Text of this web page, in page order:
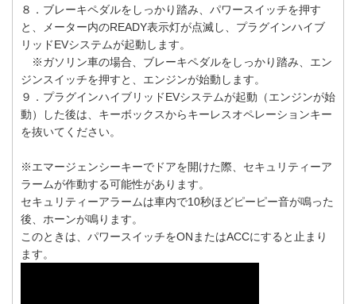
８．ブレーキペダルをしっかり踏み、パワースイッチを押す
と、メーター内のREADY表示灯が点滅し、プラグインハイブ
リッドEVシステムが起動します。
※ガソリン車の場合、ブレーキペダルをしっかり踏み、エン
ジンスイッチを押すと、エンジンが始動します。
９．プラグインハイブリッドEVシステムが起動（エンジンが始
動）した後は、キーボックスからキーレスオペレーションキー
を抜いてください。
※エマージェンシーキーでドアを開けた際、セキュリティーア
ラームが作動する可能性があります。
セキュリティーアラームは車内で10秒ほどピーピー音が鳴った
後、ホーンが鳴ります。
このときは、パワースイッチをONまたはACCにすると止まり
ます。